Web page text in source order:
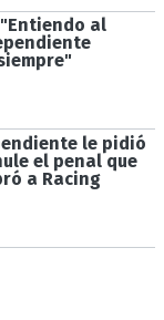
al
le pidió
el penal que
a Racing